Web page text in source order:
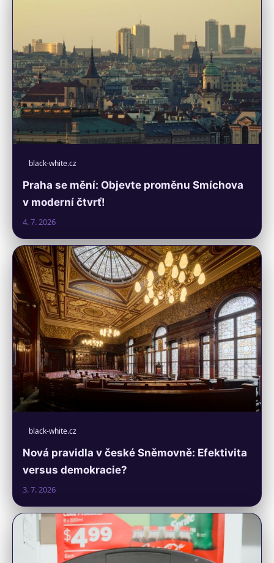
black-white.cz
Praha se mění: Objevte proměnu Smíchova
v moderní čtvrť!
4. 7. 2026
black-white.cz
Nová pravidla v české Sněmovně: Efektivita
versus demokracie?
3. 7. 2026